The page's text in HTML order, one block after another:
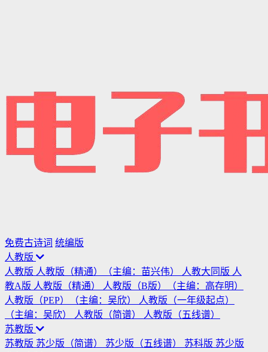
免费古诗词 统编版
人教版
人教版 人教版（精通）（主编：苗兴伟） 人教大同版 人
教A版 人教版（精通）
人教版（B版）（主编：高存明）
人教版（PEP）（主编：吴欣）
人教版（一年级起点）
（主编：吴欣）
人教版（简谱）
人教版（五线谱）
苏教版
苏教版 苏少版（简谱） 苏少版（五线谱） 苏科版 苏少版